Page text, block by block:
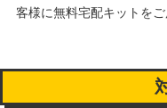
客様に無料宅配キットをご